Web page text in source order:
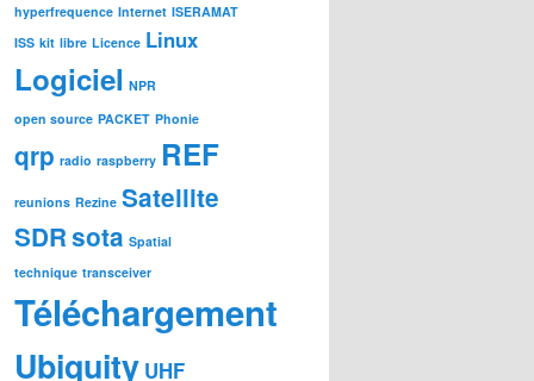
hyperfrequence Internet ISERAMAT
ISS kit libre Licence Linux
Logiciel NPR
open source PACKET Phonie
qrp radio raspberry REF
reunions Rezine Satellite
SDRsota Spatial
technique transceiver
Téléchargement
Ubiquity UHF